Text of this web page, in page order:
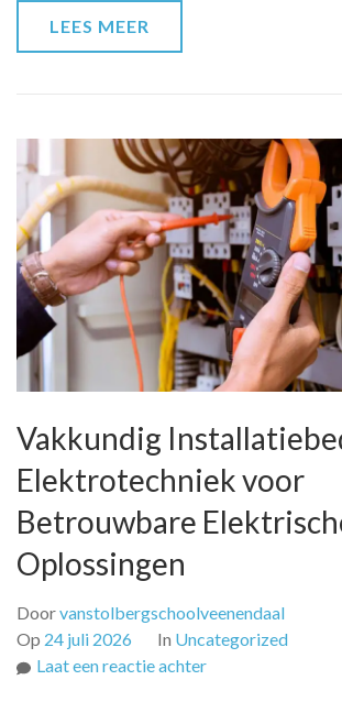
LEES MEER
Vakkundig
Elektrotechniek voor
Betrouwbare
Oplossingen
Doorvanstolbergschoolveenendaal
Op 24 juli 2026 In Uncategorized
Laat een reactie achterop